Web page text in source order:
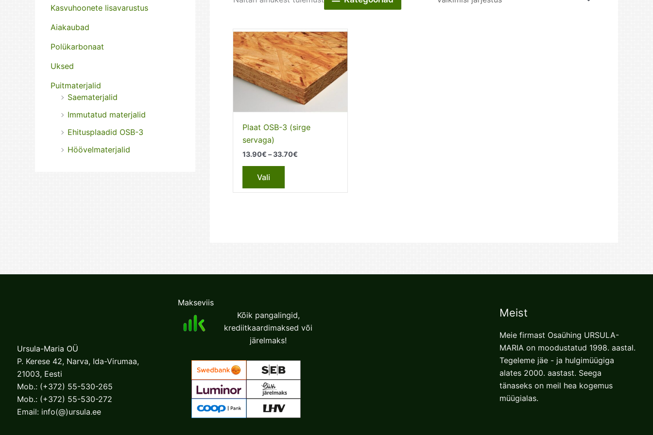
Kasvuhoonete lisavarustus
Aiakaubad
Polükarbonaat
Uksed
Puitmaterjalid
Saematerjalid
Immutatud materjalid
Ehitusplaadid OSB-3
Höövelmaterjalid
Plaat OSB-3 (sirge
servaga)
13.90€ –33.70€
Vali
This
has
product
page
Ursula-Maria OÜ
P. Kerese 42, Narva, Ida-Virumaa,
21003, Eesti
Mob.: (+372) 55-530-265
Mob.: (+372) 55-530-272
Email: info(@)ursula.ee
Makseviis
Kõik pangalingid,
krediitkaardimaksed või
järelmaks!
Meist
Meie firmast Osaühing URSULA-
MARIA on moodustatud 1998. aastal.
Tegeleme jäe - ja hulgimüügiga
alates 2000. aastast. Seega
tänaseks on meil hea kogemus
müügialas.